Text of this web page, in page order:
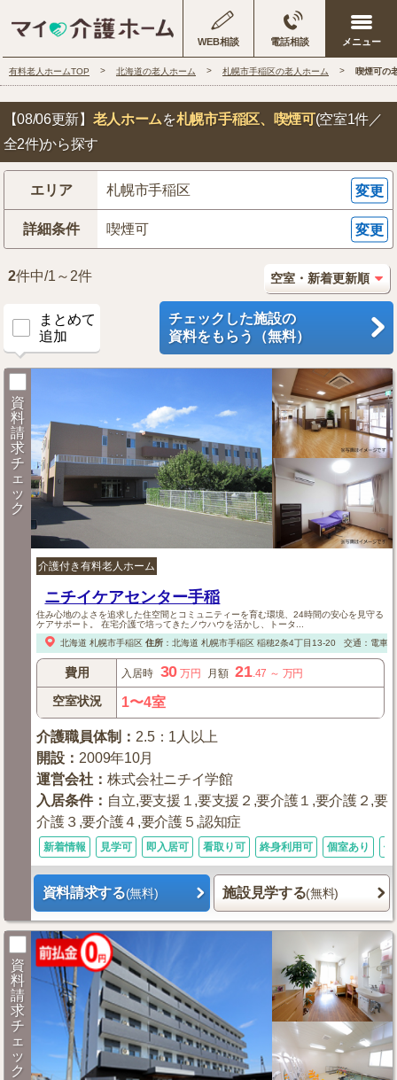
WEB相談 電話相談
有料老人ホームTOP 北海道の老人ホーム 札幌市手稲区の老人ホーム 喫煙可の
【08/06更新】 老人ホームを札幌市手稲区、喫煙可(空室1件／
全2件)から探す
エリア 札幌市手稲区 変更
詳細条件 喫煙可 変更
2件中/1～2件
まとめて
追加
チェックした施設の
資料をもらう（無料）
資
料
請
求
チ
ェ
ッ
ク
介護付き有料老人ホーム
ニチイケアセンター手稲
住み心地のよさを追求した住空間とコミュニティーを育む環境、24時間の安心を見守る
ケアサポート。 在宅介護で培ってきたノウハウを活かし、トータ...
北海道 札幌市手稲区 住所： 北海道 札幌市手稲区稲穂2条4丁目13-20 交通：電車：
費用 入居時 30 万円 月額 21.47 ～ 万円
空室状況 1〜4室
介護職員体制 ： 2.5：1人以上
開設 ： 2009年10月
運営会社 ：株式会社ニチイ学館
入居条件： 自立,要支援１,要支援２,要介護１,要介護２,要
介護３,要介護４,要介護５,認知症
新着情報 見学可 即入居可 看取り可 終身利用可 個室あり 体
資料請求する(無料) 施設見学する(無料)
資
料
請
求
チ
ェ
ッ
ク